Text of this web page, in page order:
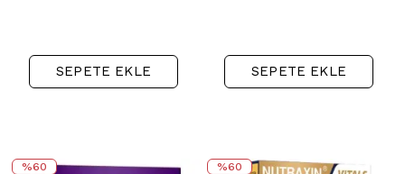
SEPETE EKLE SEPETE EKLE
%60 %60